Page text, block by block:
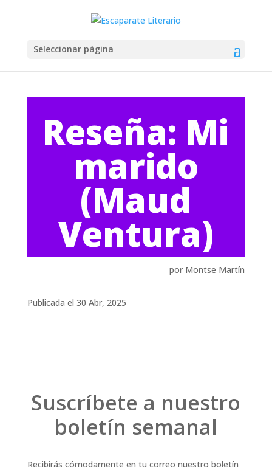
Seleccionar página
Reseña: Mi
marido
(Maud
Ventura)
por Montse Martín
Publicada el 30 Abr, 2025
Suscríbete a nuestro
boletín semanal
Recibirás cómodamente en tu correo nuestro boletín